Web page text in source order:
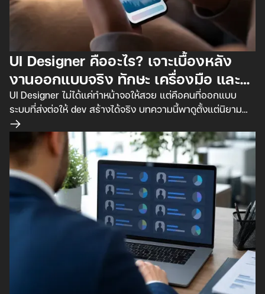
UI Designer คืออะไร? เจาะเบื้องหลัง
งานออกแบบจริง ทักษะ เครื่องมือ และ
เงินเดือนปี 2026
UI Designer ไม่ได้แค่ทำหน้าจอให้สวย แต่คือคนที่ออกแบบ
ระบบที่ส่งต่อให้ dev สร้างได้จริง บทความนี้พาดูตั้งแต่นิยาม
ความต่างจาก UX เครื่องมือจริง เงินเดือนปี 2026 ไปจนถึง
เบื้องหลังงานจริงที่ตำราไม่ค่อยเล่า
อ่านเพิ่มเติม